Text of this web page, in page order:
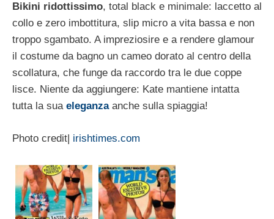
Bikini ridottissimo, total black e minimale: laccetto al
collo e zero imbottitura, slip micro a vita bassa e non
troppo sgambato. A impreziosire e a rendere glamour
il costume da bagno un cameo dorato al centro della
scollatura, che funge da raccordo tra le due coppe
lisce. Niente da aggiungere: Kate mantiene intatta
tutta la suaeleganzaanche sulla spiaggia!
Photo credit| irishtimes.com